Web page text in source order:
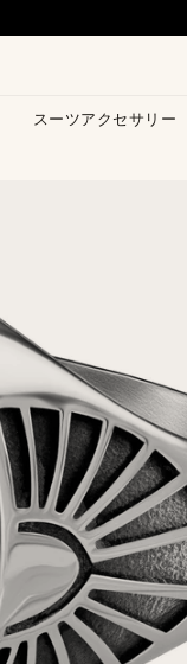
スーツアクセサリー